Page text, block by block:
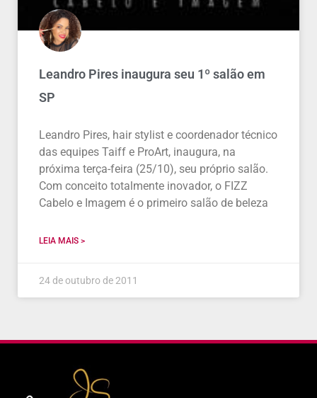
Leandro Pires inaugura seu 1º salão em
SP
Leandro Pires, hair stylist e coordenador técnico
das equipes Taiff e ProArt, inaugura, na
próxima terça-feira (25/10), seu próprio salão.
Com conceito totalmente inovador, o FIZZ
Cabelo e Imagem é o primeiro salão de beleza
LEIA MAIS >
24 de outubro de 2011